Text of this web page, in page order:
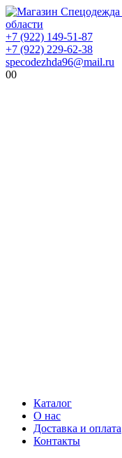
+7 (922) 149-51-87
+7 (922) 229-62-38
specodezhda96@mail.ru
00
Каталог
О нас
Доставка и оплата
Контакты